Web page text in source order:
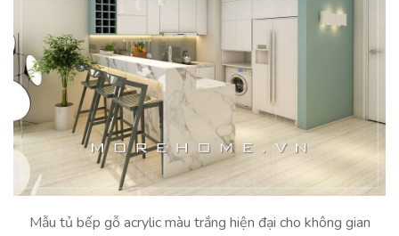
Mẫu tủ bếp gỗ acrylic màu trắng hiện đại cho không gian